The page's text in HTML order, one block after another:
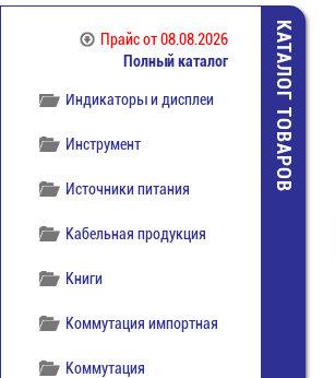
Прайсот 08.08.2026
Полный каталог
Индикаторы и дисплеи
Инструмент
Источники питания
Кабельная продукция
Книги
Коммутация импортная
Коммутация
КАТАЛОГ ТОВАРОВ